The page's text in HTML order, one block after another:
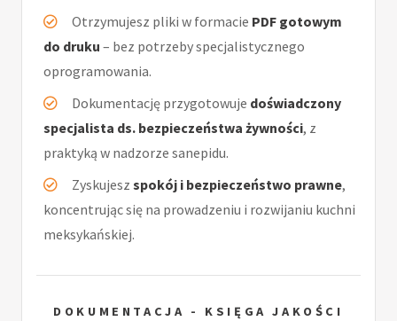
Otrzymujesz pliki w formacie PDF gotowym
do druku – bez potrzeby specjalistycznego
oprogramowania.
Dokumentację przygotowuje doświadczony
specjalista ds. bezpieczeństwa żywności, z
praktyką w nadzorze sanepidu.
Zyskujesz spokój i bezpieczeństwo prawne,
koncentrując się na prowadzeniu i rozwijaniu kuchni
meksykańskiej.
DOKUMENTACJA - KSIĘGA JAKOŚCI